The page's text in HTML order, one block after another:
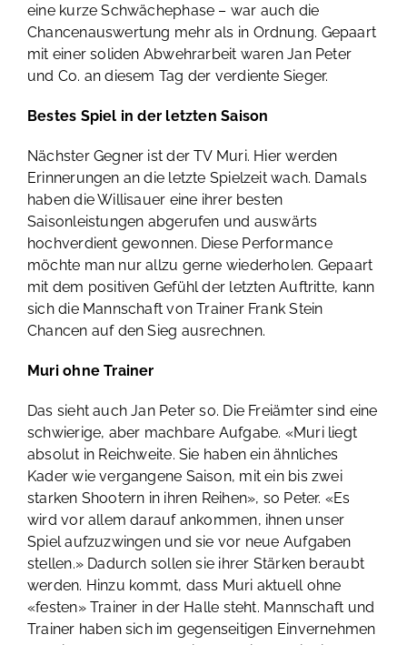
eine kurze Schwächephase – war auch die
Chancenauswertung mehr als in Ordnung. Gepaart
mit einer soliden Abwehrarbeit waren Jan Peter
und Co. an diesem Tag der verdiente Sieger.
Bestes Spiel in der letzten Saison
Nächster Gegner ist der TV Muri. Hier werden
Erinnerungen an die letzte Spielzeit wach. Damals
haben die Willisauer eine ihrer besten
Saisonleistungen abgerufen und auswärts
hochverdient gewonnen. Diese Performance
möchte man nur allzu gerne wiederholen. Gepaart
mit dem positiven Gefühl der letzten Auftritte, kann
sich die Mannschaft von Trainer Frank Stein
Chancen auf den Sieg ausrechnen.
Muri ohne Trainer
Das sieht auch Jan Peter so. Die Freiämter sind eine
schwierige, aber machbare Aufgabe. «Muri liegt
absolut in Reichweite. Sie haben ein ähnliches
Kader wie vergangene Saison, mit ein bis zwei
starken Shootern in ihren Reihen», so Peter. «Es
wird vor allem darauf ankommen, ihnen unser
Spiel aufzuzwingen und sie vor neue Aufgaben
stellen.» Dadurch sollen sie ihrer Stärken beraubt
werden. Hinzu kommt, dass Muri aktuell ohne
«festen» Trainer in der Halle steht. Mannschaft und
Trainer haben sich im gegenseitigen Einvernehmen